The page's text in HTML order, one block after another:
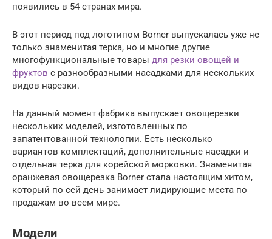
появились в 54 странах мира.
В этот период под логотипом Borner выпускалась уже не
только знаменитая терка, но и многие другие
многофункциональные товары для резки овощей и
фруктов с разнообразными насадками для нескольких
видов нарезки.
На данный момент фабрика выпускает овощерезки
нескольких моделей, изготовленных по
запатентованной технологии. Есть несколько
вариантов комплектаций, дополнительные насадки и
отдельная терка для корейской морковки. Знаменитая
оранжевая овощерезка Borner стала настоящим хитом,
который по сей день занимает лидирующие места по
продажам во всем мире.
Модели